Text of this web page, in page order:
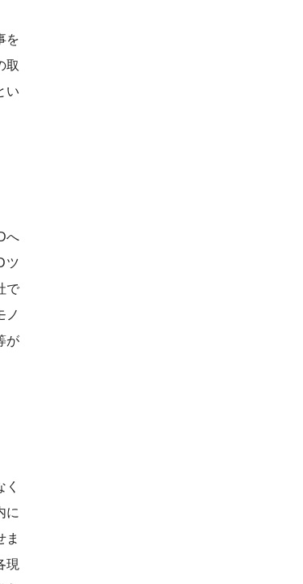
を
取
い
へ
ツ
で
ノ
が
に
ま
現